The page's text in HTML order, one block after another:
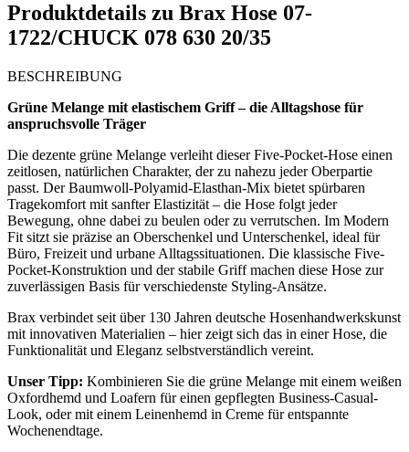
Produktdetails zu Brax Hose 07-
1722/CHUCK 078 630 20/35
BESCHREIBUNG
Grüne Melange mit elastischem Griff – die Alltagshose für
anspruchsvolle Träger
Die dezente grüne Melange verleiht dieser Five-Pocket-Hose einen
zeitlosen, natürlichen Charakter, der zu nahezu jeder Oberpartie
passt. Der Baumwoll-Polyamid-Elasthan-Mix bietet spürbaren
Tragekomfort mit sanfter Elastizität – die Hose folgt jeder
Bewegung, ohne dabei zu beulen oder zu verrutschen. Im Modern
Fit sitzt sie präzise an Oberschenkel und Unterschenkel, ideal für
Büro, Freizeit und urbane Alltagssituationen. Die klassische Five-
Pocket-Konstruktion und der stabile Griff machen diese Hose zur
zuverlässigen Basis für verschiedenste Styling-Ansätze.
Brax verbindet seit über 130 Jahren deutsche Hosenhandwerkskunst
mit innovativen Materialien – hier zeigt sich das in einer Hose, die
Funktionalität und Eleganz selbstverständlich vereint.
Unser Tipp: Kombinieren Sie die grüne Melange mit einem weißen
Oxfordhemd und Loafern für einen gepflegten Business-Casual-
Look, oder mit einem Leinenhemd in Creme für entspannte
Wochenendtage.